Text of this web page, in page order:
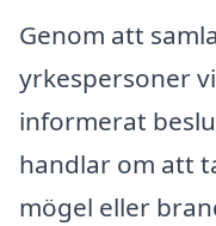
Genom att
yrkespersoner
informerat
handlar om att
mögel eller